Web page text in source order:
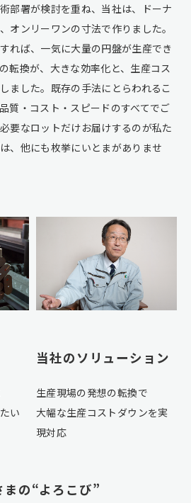
部署が検討を重ね、当社は、ドーナ
オンリーワンの寸法で作りました。
れば、一気に大量の円盤が生産でき
転換が、大きな効率化と、生産コス
ました。既存の手法にとらわれるこ
質・コスト・スピードのすべてでご
要なロットだけお届けするのが私た
、他にも枚挙にいとまがありませ
い
当社のソリューション
生産現場の発想の転換で
大幅な生産コストダウンを実
現対応
まの“よろこび”